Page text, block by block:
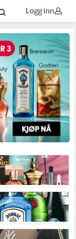
Logg inn